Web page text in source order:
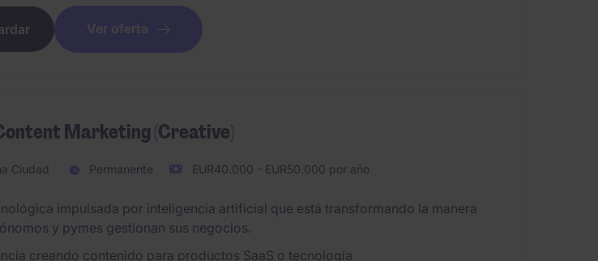
Ver oferta
Marketing (Creative)
Ciudad Permanente EUR40.000 - EUR50.000 por año
impulsada por inteligencia artificial que está transformando la manera
y pymes gestionan sus negocios.
creando contenido para productos SaaS o tecnología